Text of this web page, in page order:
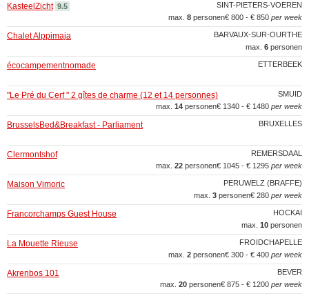
SINT-PIETERS-VOEREN
KasteelZicht 9.5
€ 800 - € 850 per week
max. 8 personen
BARVAUX-SUR-OURTHE
Chalet Alppimaja
max. 6 personen
ETTERBEEK
écocampementnomade
SMUID
"Le Pré du Cerf " 2 gîtes de charme (12 et 14 personnes)
€ 1340 - € 1480 per week
max. 14 personen
BRUXELLES
BrusselsBed&Breakfast - Parliament
REMERSDAAL
Clermontshof
€ 1045 - € 1295 per week
max. 22 personen
PERUWELZ (BRAFFE)
Maison Vimoric
€ 280 per week
max. 3 personen
HOCKAI
Francorchamps Guest House
max. 10 personen
FROIDCHAPELLE
La Mouette Rieuse
€ 300 - € 400 per week
max. 2 personen
BEVER
Akrenbos 101
€ 875 - € 1200 per week
max. 20 personen